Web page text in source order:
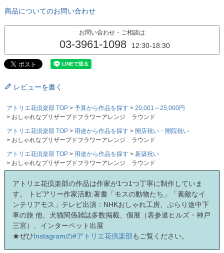
商品についてのお問い合わせ
お問い合わせ・ご相談は
03-3961-1098 12:30-18:30
レビューを書く
アトリエ花倶楽部 TOP 予算から作品を探す
20,001～25,000円
おしゃれなプリザーブドフラワーアレンジ ラウンド
アトリエ花倶楽部 TOP
用途から作品を探す
開店祝い・開院祝い
おしゃれなプリザーブドフラワーアレンジ ラウンド
アトリエ花倶楽部 TOP
用途から作品を探す
新築祝い
おしゃれなプリザーブドフラワーアレンジ ラウンド
アトリエ花倶楽部の作品は作家が1つ1つ丁寧に制作していま
す。 トピアリー作家活動:著書「モスの動物たち」「素敵なイ
ンテリアモス」テレビ出演：NHKおしゃれ工房、ぶらり途中下
車の旅 他、犬猫関係雑誌多数掲載、個展（表参道ヒルズ・神戸
三宮）、インターペット出展
★ぜひInstagramの#アトリエ花倶楽部もご覧ください。